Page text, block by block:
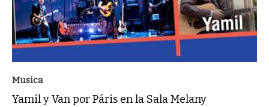
Musica
Yamil y Van por Páris en la Sala Melany